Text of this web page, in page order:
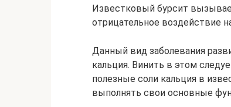
Известковый бурсит
отрицательное воздействие
Данный вид заболевания
кальция. Винить в этом
полезные соли кальция в
выполнять свои основные